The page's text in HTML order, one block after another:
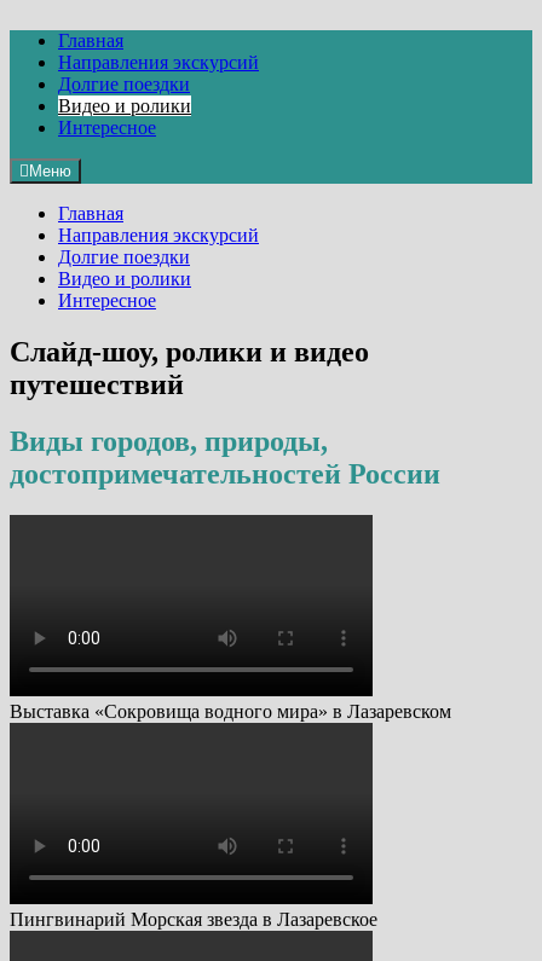
содержимому
Главная
Направления экскурсий
Долгие поездки
Видео и ролики
Интересное
Меню
Главная
Направления экскурсий
Долгие поездки
Видео и ролики
Интересное
Слайд-шоу, ролики и видео
путешествий
Виды городов, природы,
достопримечательностей России
Выставка «Сокровища водного мира» в Лазаревском
Пингвинарий Морская звезда в Лазаревское